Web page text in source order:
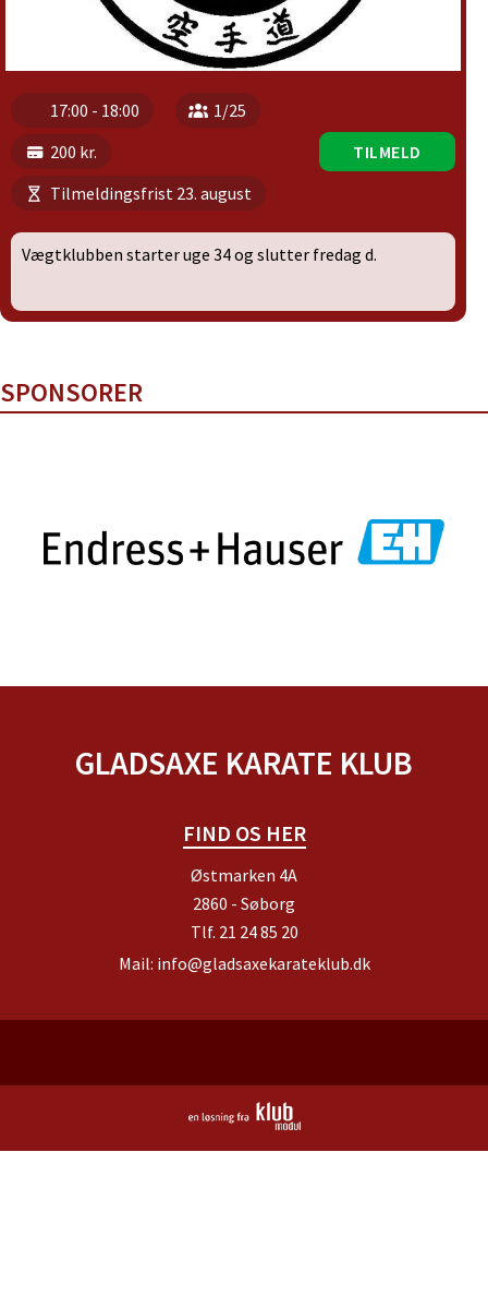
17:00 - 18:00
1/25
200 kr.
Tilmeldingsfrist 23. august
TILMELD
Vægtklubben starter uge 34 og slutter fredag d.
SPONSORER
GLADSAXE KARATE KLUB
FIND OS HER
Østmarken 4A
2860 - Søborg
Tlf. 21 24 85 20
Mail: info@gladsaxekarateklub.dk